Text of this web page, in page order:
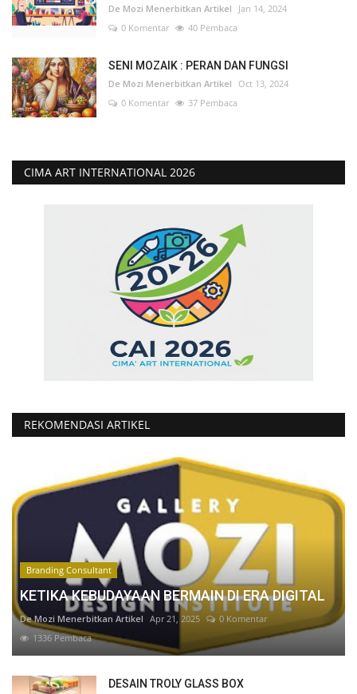
De Mozi Menerbitkan Artikel
Jan 14, 2024
0 Komentar
40 Pembaca
SENI MOZAIK : PERAN DAN FUNGSI
De Mozi Menerbitkan Artikel
Oct 13, 2024
0 Komentar
37 Pembaca
CIMA ART INTERNATIONAL 2026
REKOMENDASI ARTIKEL
Branding Consultant
KETIKA KEBUDAYAAN BERMAIN DI ERA DIGITAL
De Mozi Menerbitkan Artikel Apr 21, 2025
0 Komentar
1336 Pembaca
DESAIN TROLY GLASS BOX